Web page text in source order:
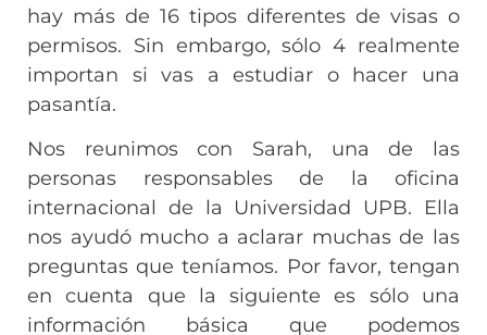
hay más de 16 tipos diferentes de visas o
permisos. Sin embargo, sólo 4 realmente
importan si vas a estudiar o hacer una
pasantía.
Nos reunimos con Sarah, una de las
personas responsables de la oficina
internacional de la Universidad UPB. Ella
nos ayudó mucho a aclarar muchas de las
preguntas que teníamos. Por favor, tengan
en cuenta que la siguiente es sólo una
información básica que podemos